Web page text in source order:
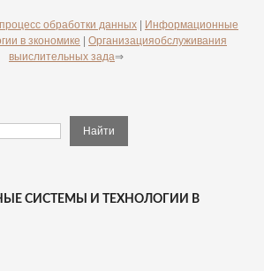
обработки данных
Информационные
в зкономике
Организацияобслуживания
выислительных зада⇒
СИСТЕМЫ И ТЕХНОЛОГИИ В